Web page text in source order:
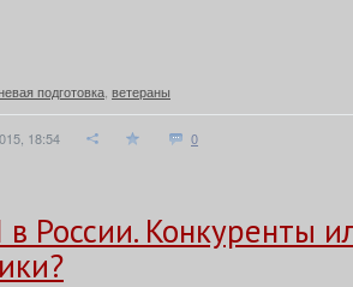
подготовка ветераны
18:54 0
России. Конкуренты